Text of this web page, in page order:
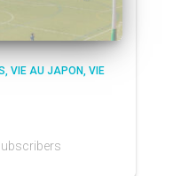
VIE AU JAPON VIE